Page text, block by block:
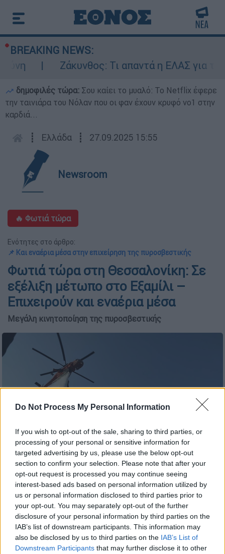
Do Not Process My Personal Information
If you wish to opt-out of the sale, sharing to third parties, or
processing of your personal or sensitive information for
targeted advertising by us, please use the below opt-out
section to confirm your selection. Please note that after your
opt-out request is processed you may continue seeing
interest-based ads based on personal information utilized by
us or personal information disclosed to third parties prior to
your opt-out. You may separately opt-out of the further
disclosure of your personal information by third parties on the
IAB’s list of downstream participants. This information may
also be disclosed by us to third parties on the IAB’s List of
Downstream Participants that may further disclose it to other
BREAKING NEWS:
Ζάκυνθος: Τι απαντά η ΕΛΑΣ για
δημοφιλές τώρα: Σου καίει το μυαλό: Το Netflix έφερε
την ταινιάρα του Νόλαν που οι φαν έχουν κρυφό νο1 στην
καρδιά...
┋ Ελλάδα ┋ 27.09.2025 15:55
Newsroom
🔥 Φωτιά τώρα
Ενότητες στο άρθρο:
📌 Και εναέρια μέσα στην επιχείρηση της πυροσβεστικής
Φωτιά τώρα στη Θεσσαλονίκη: Σε
εξέλιξη μέτωπο στο Εξαμίλι –
Επιχειρούν και εναέρια μέσα
Μεγάλη κινητοποίηση της πυροσβεστικής
Ρεπορτάζ: Κώστας Ασημακόπουλος
Προσθέστε το ΕΘΝΟΣ στη Google
Σε εξέλιξη βρίσκεται, από το μεσημέρι του
Σαββάτου (27/09), μεγάλη κινητοποίηση της